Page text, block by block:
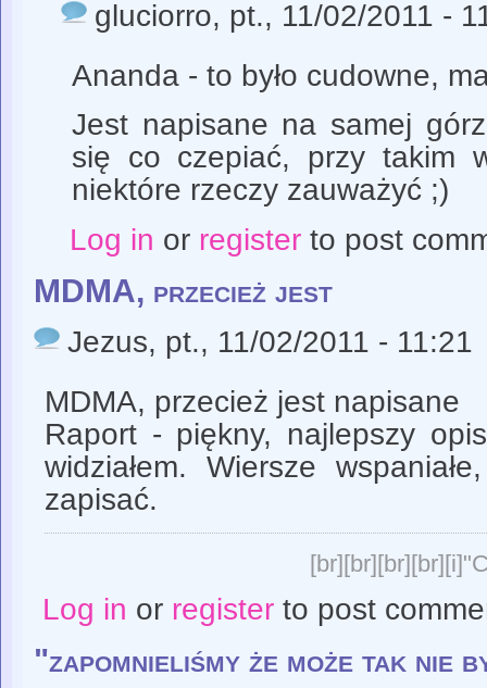
gluciorro, pt., 11/02/2011 -
Ananda - to było cudowne,
Jest napisane na samej
się co czepiać, przy takim
niektóre rzeczy zauważyć ;)
Log in or registerto post
MDMA, przecież jest
Jezus, pt., 11/02/2011 - 11:21
MDMA, przecież jest napisane
Raport - piękny, najlepszy
widziałem. Wiersze
zapisać.
Log in or registerto post
"zapomnieliśmy że może tak nie